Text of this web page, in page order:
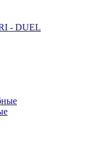
- DUEL